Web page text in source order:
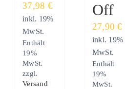
Über uns
37,98 €
inkl. 19%
MwSt.
Enthält
19%
MwSt.
zzgl.
Versand
Off
27,90€
inkl. 19%
MwSt.
Enthält
19%
MwSt.